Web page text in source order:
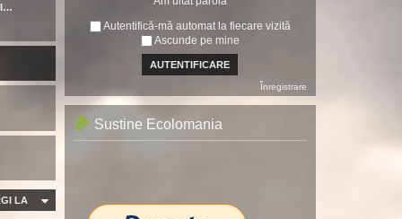
LA
Autentifică-mă automat la fiecare vizită
Ascunde pe mine
Înregistrare
Sustine Ecolomania